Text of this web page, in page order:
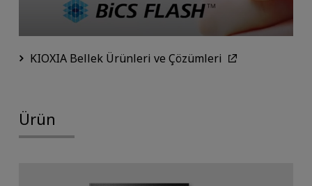
KIOXIA Bellek Ürünleri ve Çözümleri
Ürün